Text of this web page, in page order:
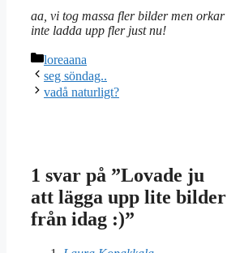
aa, vi tog massa fler bilder men orkar
inte ladda upp fler just nu!
Kategorier
loreaana
seg söndag..
vadå naturligt?
1 svar på ”Lovade ju
att lägga upp lite bilder
från idag :)”